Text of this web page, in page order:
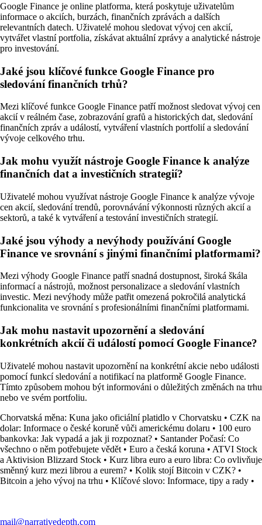
Google Finance je online platforma, která poskytuje uživatelům
informace o akciích, burzách, finančních zprávách a dalších
relevantních datech. Uživatelé mohou sledovat vývoj cen akcií,
vytvářet vlastní portfolia, získávat aktuální zprávy a analytické nástroje
pro investování.
Jaké jsou klíčové funkce Google Finance pro
sledování finančních trhů?
Mezi klíčové funkce Google Finance patří možnost sledovat vývoj cen
akcií v reálném čase, zobrazování grafů a historických dat, sledování
finančních zpráv a událostí, vytváření vlastních portfolií a sledování
vývoje celkového trhu.
Jak mohu využít nástroje Google Finance k analýze
finančních dat a investičních strategií?
Uživatelé mohou využívat nástroje Google Finance k analýze vývoje
cen akcií, sledování trendů, porovnávání výkonnosti různých akcií a
sektorů, a také k vytváření a testování investičních strategií.
Jaké jsou výhody a nevýhody používání Google
Finance ve srovnání s jinými finančními platformami?
Mezi výhody Google Finance patří snadná dostupnost, široká škála
informací a nástrojů, možnost personalizace a sledování vlastních
investic. Mezi nevýhody může patřit omezená pokročilá analytická
funkcionalita ve srovnání s profesionálními finančními platformami.
Jak mohu nastavit upozornění a sledování
konkrétních akcií či událostí pomocí Google Finance?
Uživatelé mohou nastavit upozornění na konkrétní akcie nebo události
pomocí funkcí sledování a notifikací na platformě Google Finance.
Tímto způsobem mohou být informováni o důležitých změnách na trhu
nebo ve svém portfoliu.
Chorvatská měna: Kuna jako oficiální platidlo v Chorvatsku • CZK na
dolar: Informace o české koruně vůči americkému dolaru • 100 euro
bankovka: Jak vypadá a jak ji rozpoznat? • Santander Počasí: Co
všechno o něm potřebujete vědět • Euro a česká koruna • ATVI Stock
a Aktivision Blizzard Stock • Kurz libra euro a euro libra: Co ovlivňuje
směnný kurz mezi librou a eurem? • Kolik stojí Bitcoin v CZK? •
Bitcoin a jeho vývoj na trhu • Klíčové slovo: Informace, tipy a rady •
mail@narrativedepth.com